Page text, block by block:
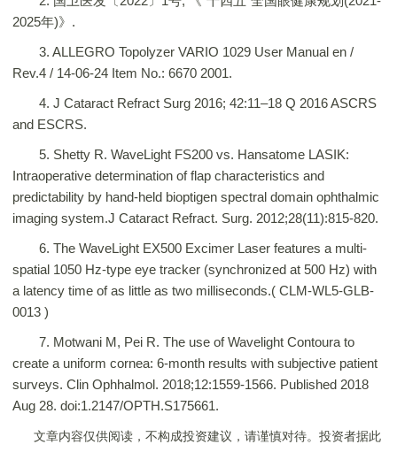
2025年)》.
3. ALLEGRO Topolyzer VARIO 1029 User Manual en /
Rev.4 / 14-06-24 Item No.: 6670 2001.
4. J Cataract Refract Surg 2016; 42:11–18 Q 2016 ASCRS
and ESCRS.
5. Shetty R. WaveLight FS200 vs. Hansatome LASIK:
Intraoperative determination of flap characteristics and
predictability by hand-held bioptigen spectral domain ophthalmic
imaging system.J Cataract Refract. Surg. 2012;28(11):815-820.
6. The WaveLight EX500 Excimer Laser features a multi-
spatial 1050 Hz-type eye tracker (synchronized at 500 Hz) with
a latency time of as little as two milliseconds.( CLM-WL5-GLB-
0013 )
7. Motwani M, Pei R. The use of Wavelight Contoura to
create a uniform cornea: 6-month results with subjective patient
surveys. Clin Ophhalmol. 2018;12:1559-1566. Published 2018
Aug 28. doi:1.2147/OPTH.S175661.
文章内容仅供阅读，不构成投资建议，请谨慎对待。投资者据此